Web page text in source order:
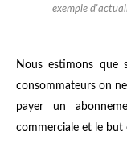
exemple
Nous estimons que
consommateurs on
payer un
commerciale et le but